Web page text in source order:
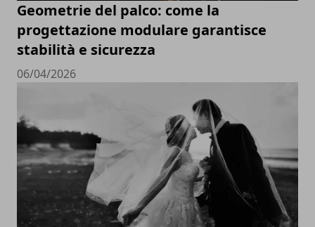
Geometrie del palco: come la
progettazione modulare garantisce
stabilità e sicurezza
06/04/2026